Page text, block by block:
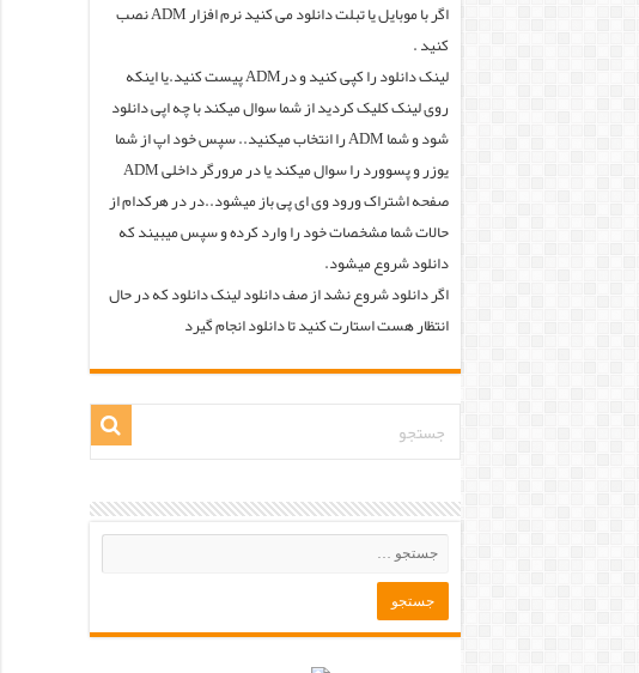
اگر با موبایل یا تبلت دانلود می کنید نرم افزار ADM نصب
کنید .
لینک دانلود را کپی کنید و درADM پیست کنید.یا اینکه
روی لینک کلیک کردید از شما سوال میکند با چه اپی دانلود
شود و شما ADM را انتخاب میکنید.. سپس خود اپ از شما
یوزر و پسوورد را سوال میکند یا در مرورگر داخلی ADM
صفحه اشتراک ورود وی ای پی باز میشود..در در هرکدام از
حالات شما مشخصات خود را وارد کرده و سپس میبیند که
دانلود شروع میشود.
اگر دانلود شروع نشد از صف دانلود لینک دانلود که در حال
انتظار هست استارت کنید تا دانلود انجام گیرد